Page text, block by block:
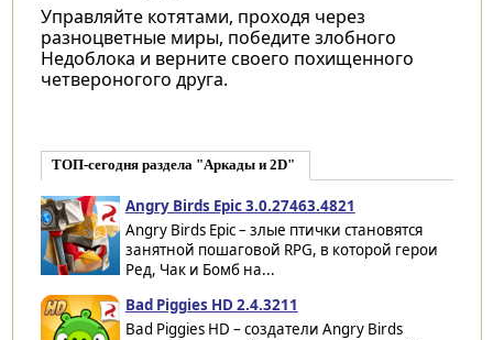
Управляйте котятами, проходя через
разноцветные миры, победите злобного
Недоблока и верните своего похищенного
четвероногого друга.
ТОП-сегодня раздела "Аркады и 2D"
Angry Birds Epic 3.0.27463.4821
Angry Birds Epic – злые птички становятся
занятной пошаговой RPG, в которой герои
Ред, Чак и Бомб на...
Bad Piggies HD 2.4.3211
Bad Piggies HD – создатели Angry Birds